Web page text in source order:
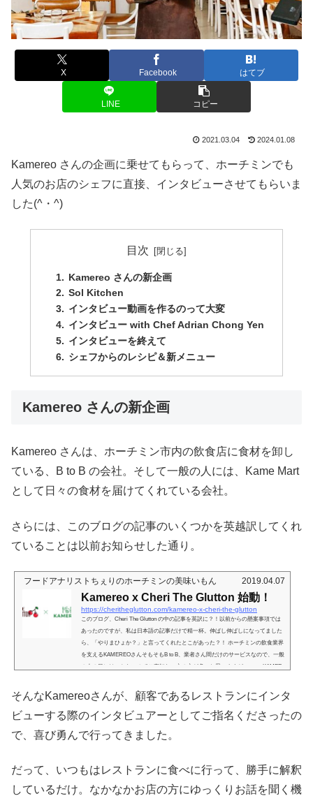
X Facebook はてブ
LINE コピー
2021.03.04 2024.01.08
Kamereo さんの企画に乗せてもらって、ホーチミンでも
人気のお店のシェフに直接、インタビューさせてもらいま
した(^・^)
目次
Kamereo さんの新企画
Sol Kitchen
インタビュー動画を作るのって大変
インタビュー with Chef Adrian Chong Yen
インタビューを終えて
シェフからのレシピ＆新メニュー
Kamereo さんの新企画
Kamereo さんは、ホーチミン市内の飲食店に食材を卸し
ている、B to B の会社。そして一般の人には、Kame Mart
として日々の食材を届けてくれている会社。
さらには、このブログの記事のいくつかを英越訳してくれ
ていることは以前お知らせした通り。
フードアナリストちぇりのホーチミンの美味いもん 2019.04.07
Kamereo x Cheri The Glutton 始動！
https://cheritheglutton.com/kamereo-x-cheri-the-glutton
このブログ、Cheri The Glutton の中の記事を英訳に？！以前からの懸案事項では
あったのですが、私は日本語の記事だけで精一杯。伸ばし伸ばしになってました
ら、「やりまひょか？」と言ってくれたとこがあった？！ ホーチミンの飲食業界
を支えるKAMEREOさんそもそもB to B、業者さん間だけのサービスなので、一般
の人の目にはつかないのでご存知ない方の方が多いと思いますが。。。 KAMER
を運営されている会社です。社長さんは日本の方。し...
そんなKamereoさんが、顧客であるレストランにインタ
ビューする際のインタビュアーとしてご指名くださったの
で、喜び勇んで行ってきました。
だって、いつもはレストランに食べに行って、勝手に解釈
しているだけ。なかなかお店の方にゆっくりお話を聞く機